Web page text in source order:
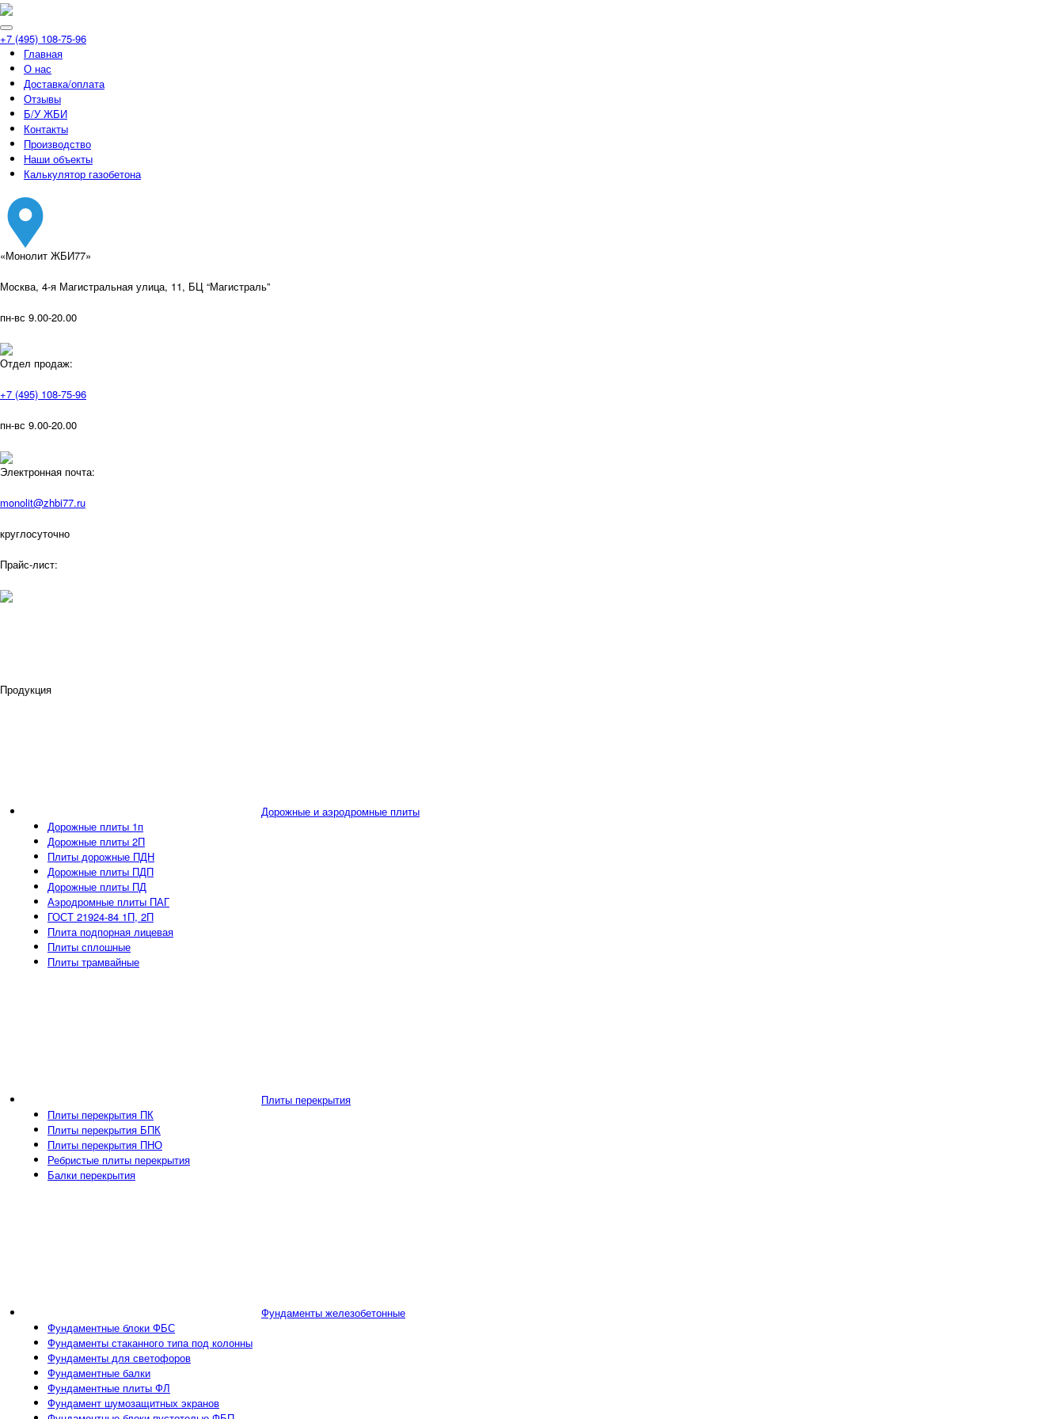
+7 (495) 108-75-96
Главная
О нас
Доставка/оплата
Отзывы
Б/У ЖБИ
Контакты
Производство
Наши объекты
Калькулятор газобетона
«Монолит ЖБИ77»
Москва, 4-я Магистральная улица, 11, ​БЦ “Магистраль”
пн-вс 9.00-20.00
Отдел продаж:
+7 (495) 108-75-96
пн-вс 9.00-20.00
Электронная почта:
monolit@zhbi77.ru
круглосуточно
Прайс-лист:
Продукция
Дорожные и аэродромные плиты
Дорожные плиты 1п
Дорожные плиты 2П
Плиты дорожные ПДН
Дорожные плиты ПДП
Дорожные плиты ПД
Аэродромные плиты ПАГ
ГОСТ 21924-84 1П, 2П
Плита подпорная лицевая
Плиты сплошные
Плиты трамвайные
Плиты перекрытия
Плиты перекрытия ПК
Плиты перекрытия БПК
Плиты перекрытия ПНО
Ребристые плиты перекрытия
Балки перекрытия
Фундаменты железобетонные
Фундаментные блоки ФБС
Фундаменты стаканного типа под колонны
Фундаменты для светофоров
Фундаментные балки
Фундаментные плиты ФЛ
Фундамент шумозащитных экранов